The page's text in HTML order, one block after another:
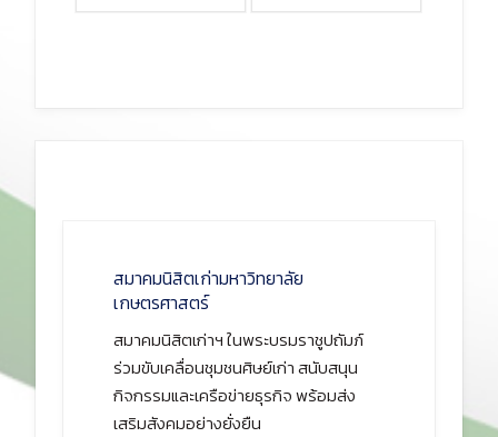
สมาคมนิสิตเก่ามหาวิทยาลัย
เกษตรศาสตร์
สมาคมนิสิตเก่าฯ ในพระบรมราชูปถัมภ์
ร่วมขับเคลื่อนชุมชนศิษย์เก่า สนับสนุน
กิจกรรมและเครือข่ายธุรกิจ พร้อมส่ง
เสริมสังคมอย่างยั่งยืน